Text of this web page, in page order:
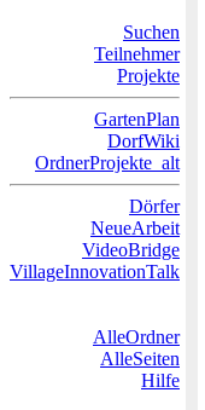
Suchen
Teilnehmer
Projekte
GartenPlan
DorfWiki
OrdnerProjekte_alt
Dörfer
NeueArbeit
VideoBridge
VillageInnovationTalk
AlleOrdner
AlleSeiten
Hilfe